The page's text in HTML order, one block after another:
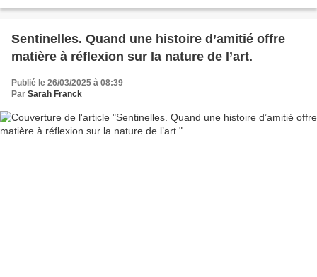
Sentinelles. Quand une histoire d’amitié offre
matière à réflexion sur la nature de l’art.
Publié le 26/03/2025 à 08:39
Par Sarah Franck